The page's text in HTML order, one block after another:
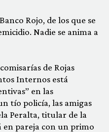
Rojo, de los que se
Nadie se anima a
de Rojas
Internos está
en las
tío policía, las amigas
Peralta, titular de la
en pareja con un primo